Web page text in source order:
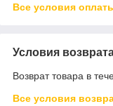
Все условия
Условия
Возврат товара в
Все условия